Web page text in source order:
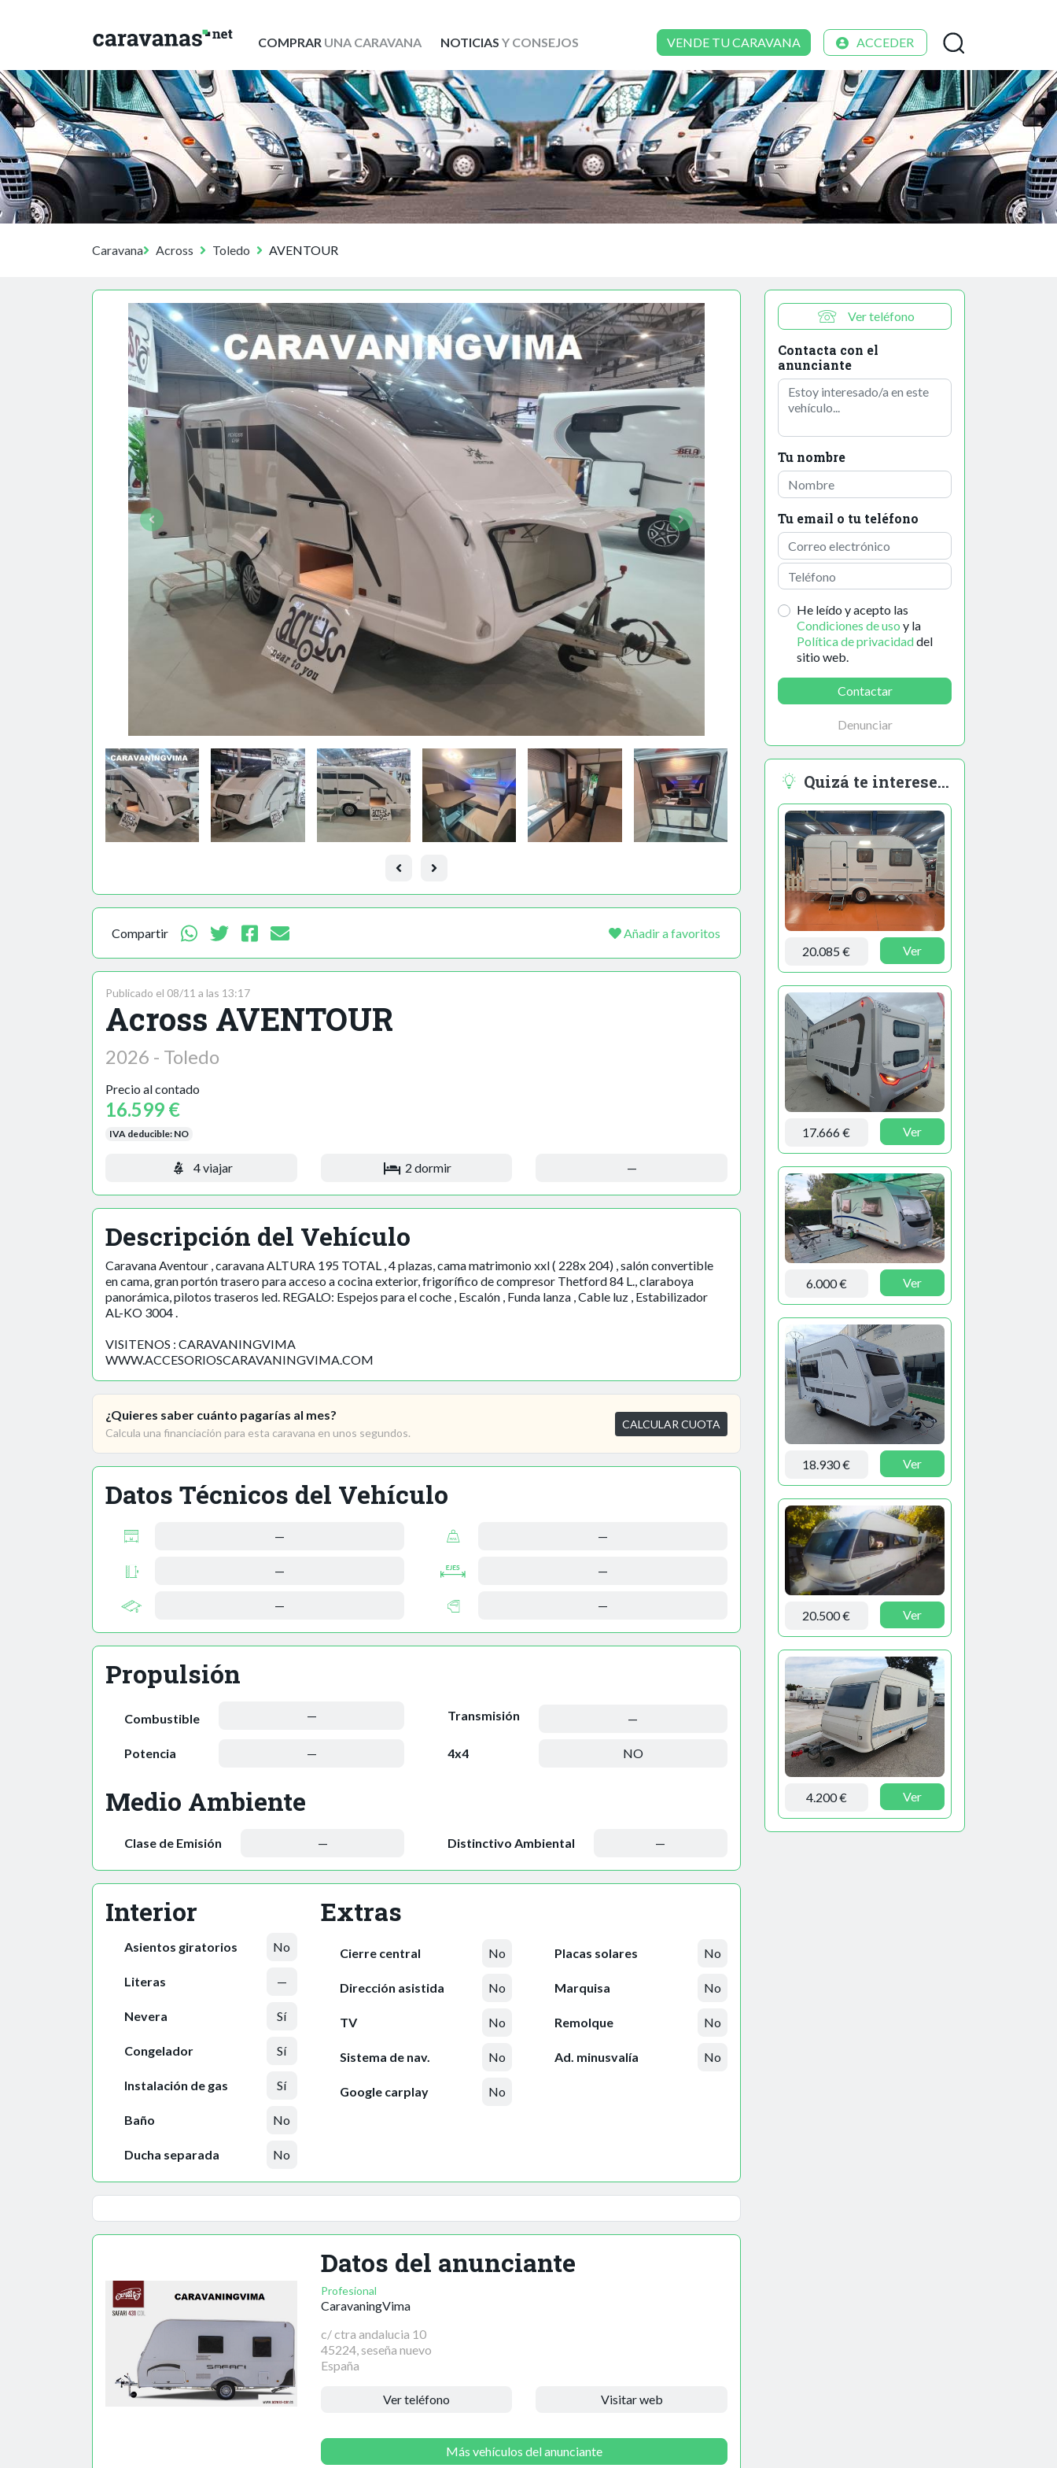
COMPRARUNA CARAVANA NOTICIAS Y CONSEJOS VENDE TU CARAVANA ACCEDER
Caravana Across Toledo AVENTOUR
Compartir Añadir a favoritos
Publicado el 08/11 a las 13:17
Across AVENTOUR
2026 - Toledo
Precio al contado
16.599 €
IVA deducible: NO
4 viajar 2 dormir —
Descripción del Vehículo
Caravana Aventour , caravana ALTURA 195 TOTAL , 4 plazas, cama matrimonio xxl ( 228x 204) , salón convertible
en cama, gran portón trasero para acceso a cocina exterior, frigorífico de compresor Thetford 84 L., claraboya
panorámica, pilotos traseros led. REGALO: Espejos para el coche , Escalón , Funda lanza , Cable luz , Estabilizador
AL-KO 3004 .
VISITENOS : CARAVANINGVIMA
WWW.ACCESORIOSCARAVANINGVIMA.COM
¿Quieres saber cuánto pagarías al mes?
Calcula una financiación para esta caravana en unos segundos.
CALCULAR CUOTA
Datos Técnicos del Vehículo
—
—
—
—
—
—
Propulsión
Combustible —
Potencia —
Transmisión —
4x4 NO
Medio Ambiente
Clase de Emisión — Distinctivo Ambiental —
Interior
Asientos giratorios No
Literas —
Nevera Sí
Congelador Sí
Instalación de gas Sí
Baño No
Ducha separada No
Extras
Cierre central No
Dirección asistida No
TV No
Sistema de nav. No
Google carplay No
Placas solares No
Marquisa No
Remolque No
Ad. minusvalía No
Datos del anunciante
Profesional
CaravaningVima
c/ ctra andalucia 10
45224, seseña nuevo
España
Ver teléfono Visitar web
Más vehículos del anunciante
Ver teléfono
Contacta con el
anunciante
Tu nombre
Tu email o tu teléfono
He leído y acepto las
Condiciones de uso y la
Política de privacidaddel
sitio web.
Contactar
Denunciar
Quizá te interese...
20.085 € Ver
17.666 € Ver
6.000 € Ver
18.930 € Ver
20.500 € Ver
4.200 € Ver